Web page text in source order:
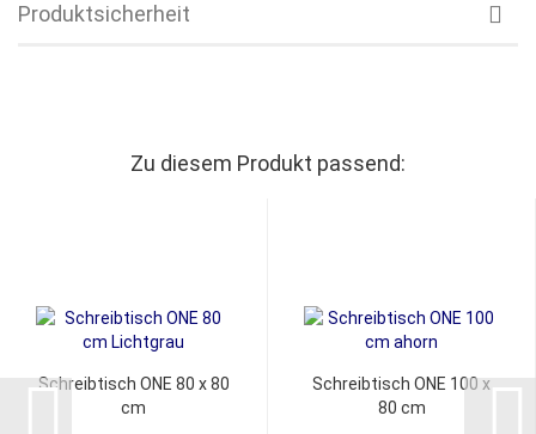
Produktsicherheit
Zu diesem Produkt passend:
Schreibtisch ONE 80 x 80
cm
Schreibtisch ONE 100 x
80 cm